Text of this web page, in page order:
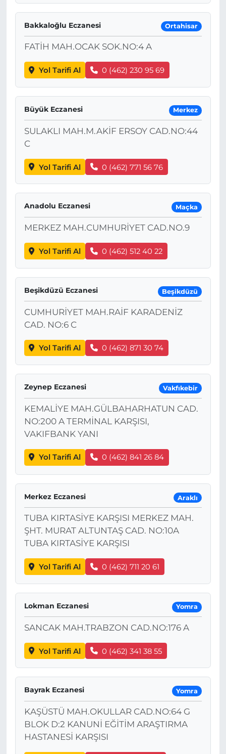
Bakkaloğlu Eczanesi Ortahisar
FATİH MAH.OCAK SOK.NO:4 A
Yol Tarifi Al 0 (462) 230 95 69
Büyük Eczanesi Merkez
SULAKLI MAH.M.AKİF ERSOY CAD.NO:44
C
Yol Tarifi Al 0 (462) 771 56 76
Anadolu Eczanesi Maçka
MERKEZ MAH.CUMHURİYET CAD.NO.9
Yol Tarifi Al 0 (462) 512 40 22
Beşikdüzü Eczanesi Beşikdüzü
CUMHURİYET MAH.RAİF KARADENİZ
CAD. NO:6 C
Yol Tarifi Al 0 (462) 871 30 74
Zeynep Eczanesi Vakfıkebir
KEMALİYE MAH.GÜLBAHARHATUN CAD.
NO:200 A TERMİNAL KARŞISI,
VAKIFBANK YANI
Yol Tarifi Al 0 (462) 841 26 84
Merkez Eczanesi Araklı
TUBA KIRTASİYE KARŞISI MERKEZ MAH.
ŞHT. MURAT ALTUNTAŞ CAD. NO:10A
TUBA KIRTASİYE KARŞISI
Yol Tarifi Al 0 (462) 711 20 61
Lokman Eczanesi Yomra
SANCAK MAH.TRABZON CAD.NO:176 A
Yol Tarifi Al 0 (462) 341 38 55
Bayrak Eczanesi Yomra
KAŞÜSTÜ MAH.OKULLAR CAD.NO:64 G
BLOK D:2 KANUNİ EĞİTİM ARAŞTIRMA
HASTANESİ KARŞISI